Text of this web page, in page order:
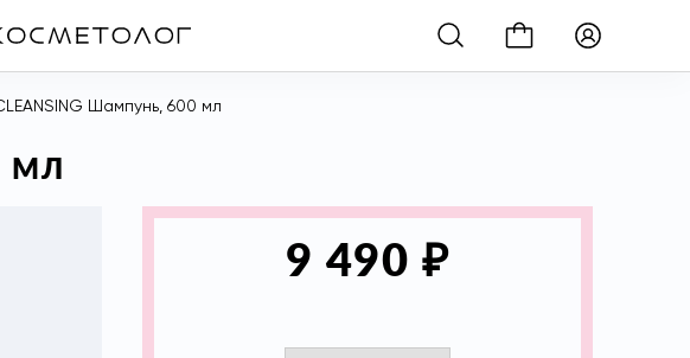
Шампунь, 600 мл
МЛ
9 490 ₽